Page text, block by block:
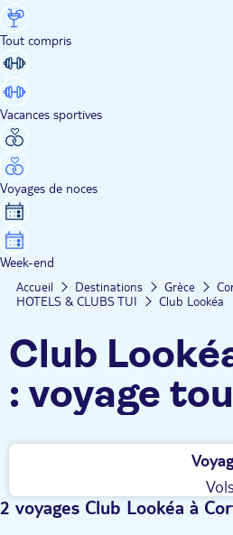
Tout compris
Vacances sportives
Voyages de noces
Week-end
Accueil Destinations Grèce
HOTELS & CLUBS TUI
Club Lookéa
Club
: voyage
compris,
et activités
toute la
2 voyages Club Lookéa à